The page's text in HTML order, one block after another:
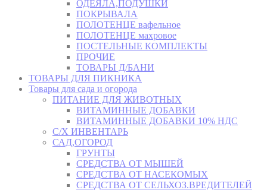
ОДЕЯЛА,ПОДУШКИ
ПОКРЫВАЛА
ПОЛОТЕНЦЕ вафельное
ПОЛОТЕНЦЕ махровое
ПОСТЕЛЬНЫЕ КОМПЛЕКТЫ
ПРОЧИЕ
ТОВАРЫ Д/БАНИ
ТОВАРЫ ДЛЯ ПИКНИКА
Товары для сада и огорода
ПИТАНИЕ ДЛЯ ЖИВОТНЫХ
ВИТАМИННЫЕ ДОБАВКИ
ВИТАМИННЫЕ ДОБАВКИ 10% НДС
С/Х ИНВЕНТАРЬ
САД,ОГОРОД
ГРУНТЫ
СРЕДСТВА ОТ МЫШЕЙ
СРЕДСТВА ОТ НАСЕКОМЫХ
СРЕДСТВА ОТ СЕЛЬХОЗ.ВРЕДИТЕЛЕЙ